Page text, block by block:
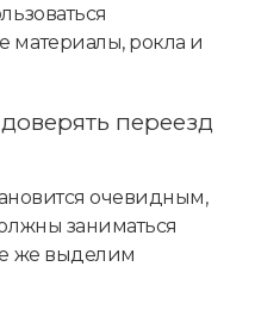
материалы, рокла и
переезд
очевидным,
заниматься
же выделим